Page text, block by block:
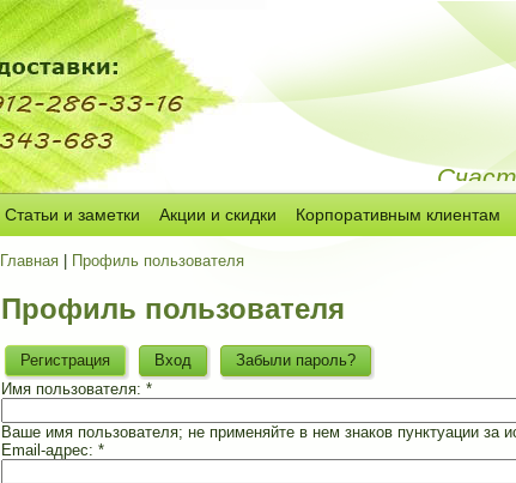
Статьи и заметки Акции и скидки Корпоративным клиентам
Главная| Профиль пользователя
Профиль пользователя
Регистрация Вход
Забыли пароль?
Имя пользователя: *
Ваше имя пользователя; не применяйте в нем знаков пунктуации за
Email-адрес: *